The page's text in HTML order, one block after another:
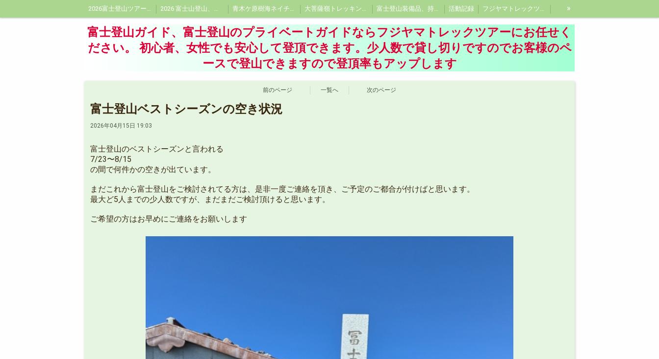
2026富士登山ツアー受付中!富士登山ツアー!プライベートガイドはフジヤマトレックツアーに 2026 富士山登山、富士登山ガイド料金、プライベート富士登山ガイド料金 青木ケ原樹海ネイチャーツアー、洞窟探険ツアー 、樹海エコツアーならフジヤマトレックツアーに 大菩薩嶺トレッキングツアー、大菩薩峠プライベートツアー 富士登山装備品、持ち物 活動記録 フジヤマトレックツアーガイド紹介、富士登山ガイド
会社概要 頂に想いをよせて
»
富士登山ガイド、富士登山のプライベートガイドならフジヤマトレックツアーにお任せく
ださい。 初心者、女性でも安心して登頂できます。少人数で貸し切りですのでお客様のペ
ースで登山できますので登頂率もアップします
前のページ 一覧へ 次のページ
富士登山ベストシーズンの空き状況
2026年04月15日 19:03
富士登山のベストシーズンと言われる
7/23〜8/15
の間で何件かの空きが出ています。
まだこれから富士登山をご検討されてる方は、是非一度ご連絡を頂き、ご予定のご都合が付けばと思います。
最大ど5人までの少人数ですが、まだまだご検討頂けると思います。
ご希望の方はお早めにご連絡をお願いします